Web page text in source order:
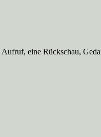
eine Rückschau,